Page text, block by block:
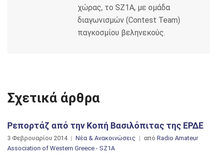
χώρας, το SZ1A, με ομάδα
διαγωνισμών (Contest Team)
παγκοσμίου βεληνεκούς.
Σχετικά άρθρα
Ρεπορτάζ από την Κοπή Βασιλόπιτας της ΕΡΔΕ
3 Φεβρουαρίου 2014 Νέα & Ανακοινώσεις από Radio Amateur
Association of Western Greece - SZ1A